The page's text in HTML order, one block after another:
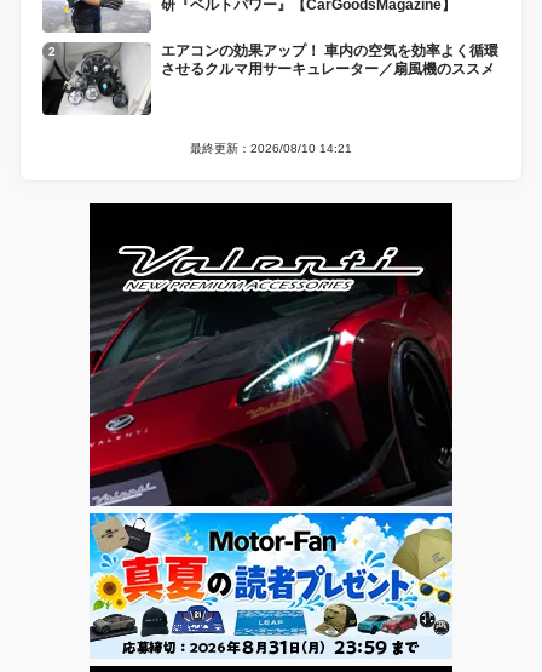
研『ベルトパワー』【CarGoodsMagazine】
エアコンの効果アップ！ 車内の空気を効率よく循環
させるクルマ用サーキュレーター／扇風機のススメ
最終更新：2026/08/10 14:21